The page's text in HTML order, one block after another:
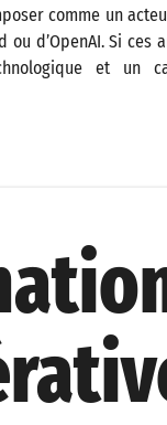
comme un
d’OpenAI. Si ces
et un